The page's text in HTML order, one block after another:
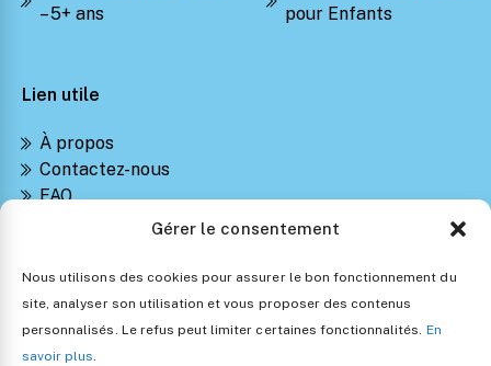
Gérer le consentement
Nous utilisons des cookies pour assurer le bon fonctionnement du
site, analyser son utilisation et vous proposer des contenus
personnalisés. Le refus peut limiter certaines fonctionnalités. En
savoir plus.
– 5+ ans
pour Enfants
Lien utile
À propos
Contactez-nous
FAQ
Suivre ma commande
Retours et Remboursements
Politique de confidentialité
Conditions générales de vente
Politique d’utilisation des cookies